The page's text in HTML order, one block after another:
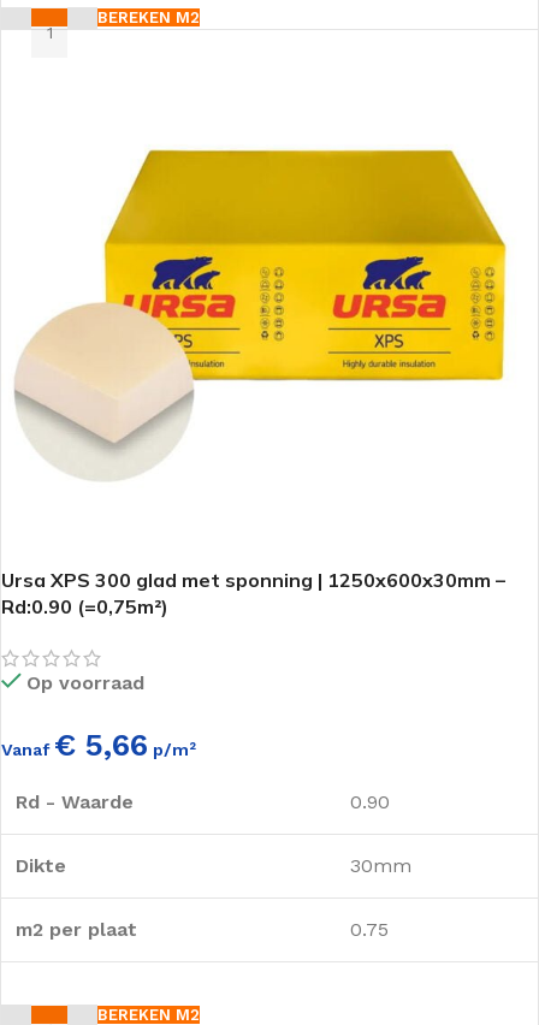
BEREKEN M2
Ursa XPS 300 glad met sponning | 1250x600x30mm –
Rd:0.90 (=0,75m²)
Op voorraad
Vanaf € 5,66 p/m²
Rd - Waarde 0.90
Dikte 30mm
m2 per plaat 0.75
BEREKEN M2